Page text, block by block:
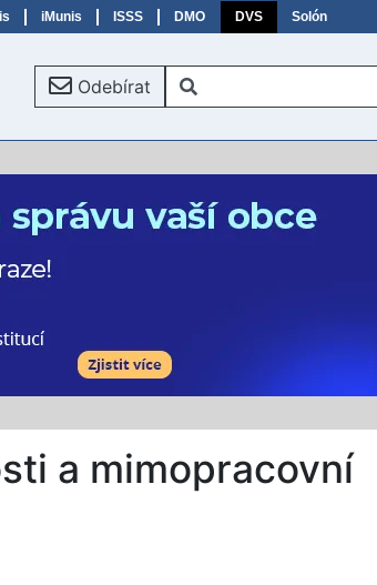
iMunis ISSS DMO DVS Solón
Odebírat
a mimopracovní